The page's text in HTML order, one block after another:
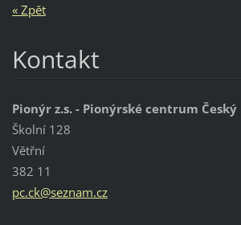
« Zpět
Kontakt
Pionýr z.s. - Pionýrské centrum
Školní 128
Větřní
382 11
pc.ck@seznam.cz